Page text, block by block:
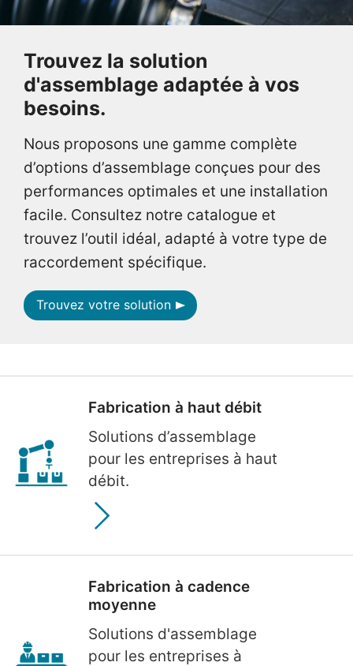
Trouvez la solution
d'assemblage adaptée à vos
besoins.
Nous proposons une gamme complète
d’options d’assemblage conçues pour des
performances optimales et une installation
facile. Consultez notre catalogue et
trouvez l’outil idéal, adapté à votre type de
raccordement spécifique.
Trouvez votre solution
Fabrication à haut débit
Solutions d’assemblage
pour les entreprises à haut
débit.
Fabrication à cadence
moyenne
Solutions d'assemblage
pour les entreprises à